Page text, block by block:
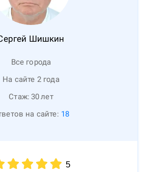
Шишкин
Все города
На сайте 2 года
Стаж: 30лет
на сайте: 18
5